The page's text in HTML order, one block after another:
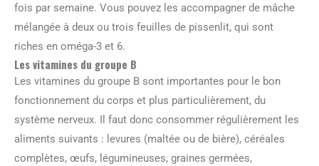
fois par semaine. Vous pouvez les accompagner de mâche
mélangée à deux ou trois feuilles de pissenlit, qui sont
riches en oméga-3 et 6.
Les vitamines du groupe B
Les vitamines du groupe B sont importantes pour le bon
fonctionnement du corps et plus particulièrement, du
système nerveux. Il faut donc consommer régulièrement les
aliments suivants : levures (maltée ou de bière), céréales
complètes, œufs, légumineuses, graines germées,